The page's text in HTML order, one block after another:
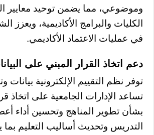
وموضوعي، مما يضمن توحيد معايير
الكليات والبرامج الأكاديمية، ويعزز
في عمليات الاعتماد الأكاديمي.
دعم اتخاذ القرار المبني على
توفر نظم التقييم الإلكترونية بيانات
تساعد الإدارات الجامعية على اتخاذ
بشأن تطوير المناهج وتحسين أداء
التدريس وتحديث أساليب التعليم بما